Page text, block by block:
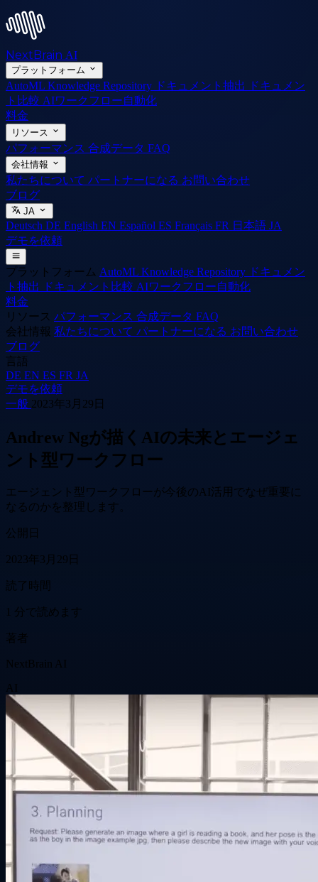
NextBrain AI
プラットフォーム
AutoML Knowledge Repository ドキュメント抽出
ドキュメン
ト比較 AIワークフロー自動化
料金
リソース
パフォーマンス 合成データ FAQ
会社情報
私たちについて パートナーになる お問い合わせ
ブログ
JA
Deutsch DE English EN Español ES Français FR 日本語 JA
デモを依頼
プラットフォーム AutoML Knowledge Repository ドキュメン
ト抽出
ドキュメント比較 AIワークフロー自動化
料金
リソース パフォーマンス 合成データ FAQ
会社情報 私たちについて パートナーになる お問い合わせ
ブログ
言語
DE EN ES FR JA
デモを依頼
一般 2023年3月29日
Andrew Ngが描くAIの未来とエージェ
ント型ワークフロー
エージェント型ワークフローが今後のAI活用でなぜ重要に
なるのかを整理します。
公開日
2023年3月29日
読了時間
1 分で読めます
著者
NextBrain AI
AI